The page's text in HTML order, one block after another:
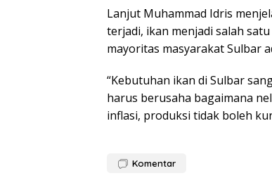
Lanjut Muhammad Idris
terjadi, ikan menjadi salah
mayoritas masyarakat Sulbar
“Kebutuhan ikan di Sulbar
harus berusaha bagaimana
inflasi, produksi tidak boleh
Komentar